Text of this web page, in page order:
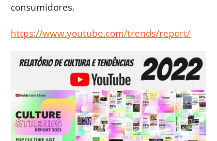
consumidores.
https://www.youtube.com/trends/report/